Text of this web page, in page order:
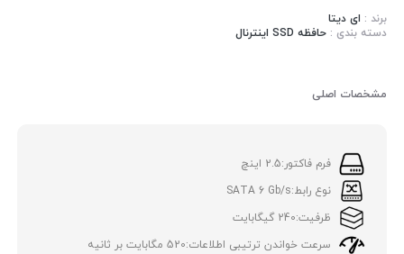
برند : ای دیتا
دسته بندی :حافظه SSD اینترنال
مشخصات اصلی
فرم فاکتور:2.5 اینچ
نوع رابط:SATA 6 Gb/s
ظرفیت:240 گیگابایت
سرعت خواندن ترتیبی اطلاعات:520 مگابایت بر ثانیه